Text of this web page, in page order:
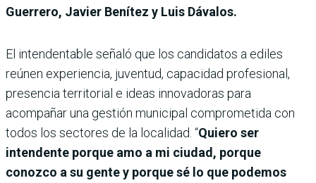
Guerrero, Javier Benítez y Luis Dávalos.
El intendentable señaló que los candidatos a ediles
reúnen experiencia, juventud, capacidad profesional,
presencia territorial e ideas innovadoras para
acompañar una gestión municipal comprometida con
todos los sectores de la localidad. “Quiero ser
intendente porque amo a mi ciudad, porque
conozco a su gente y porque sé lo que podemos